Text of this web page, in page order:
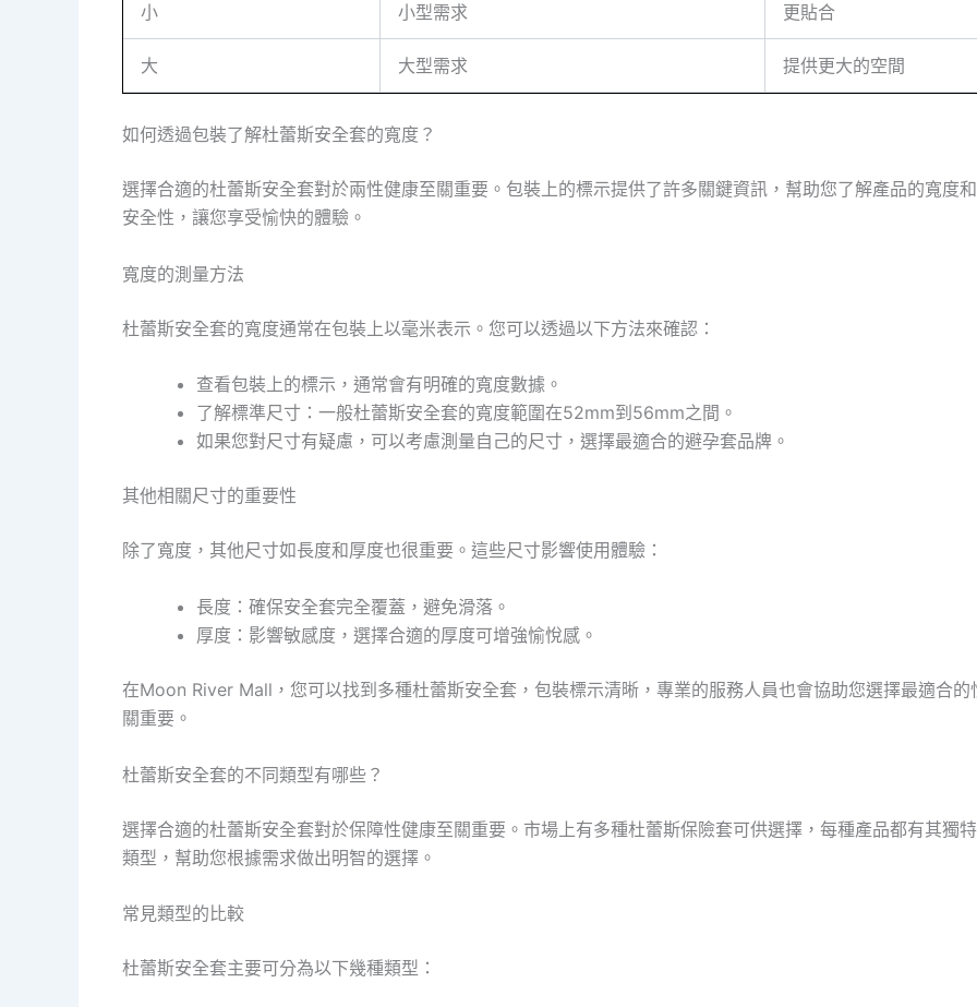
小 小型需求 更貼合
大 大型需求 提供更大的空間
如何透過包裝了解杜蕾斯安全套的寬度？
選擇合適的杜蕾斯安全套對於兩性健康至關重要。包裝上的標示提供了許多關鍵資訊，幫助您了解產品的寬度
安全性，讓您享受愉快的體驗。
寬度的測量方法
杜蕾斯安全套的寬度通常在包裝上以毫米表示。您可以透過以下方法來確認：
查看包裝上的標示，通常會有明確的寬度數據。
了解標準尺寸：一般杜蕾斯安全套的寬度範圍在52mm到56mm之間。
如果您對尺寸有疑慮，可以考慮測量自己的尺寸，選擇最適合的避孕套品牌。
其他相關尺寸的重要性
除了寬度，其他尺寸如長度和厚度也很重要。這些尺寸影響使用體驗：
長度：確保安全套完全覆蓋，避免滑落。
厚度：影響敏感度，選擇合適的厚度可增強愉悅感。
在Moon River Mall，您可以找到多種杜蕾斯安全套，包裝標示清晰，專業的服務人員也會協助您選擇最適合
關重要。
杜蕾斯安全套的不同類型有哪些？
選擇合適的杜蕾斯安全套對於保障性健康至關重要。市場上有多種杜蕾斯保險套可供選擇，每種產品都有其獨
類型，幫助您根據需求做出明智的選擇。
常見類型的比較
杜蕾斯安全套主要可分為以下幾種類型：